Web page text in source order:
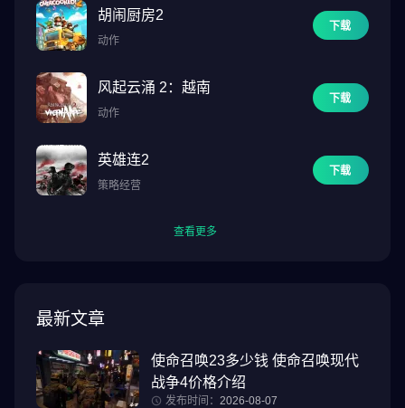
胡闹厨房2
动作
下载
风起云涌 2：越南
动作
下载
英雄连2
策略经营
下载
查看更多
最新文章
使命召唤23多少钱 使命召唤现代
战争4价格介绍
发布时间： 2026-08-07